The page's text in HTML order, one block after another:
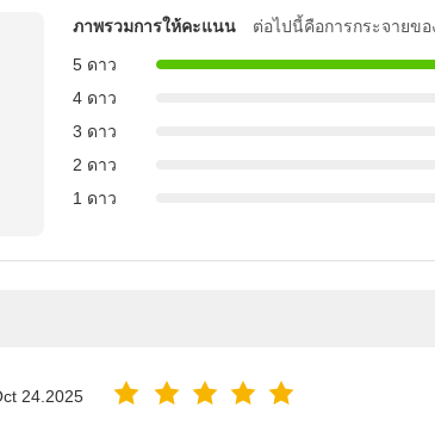
ภาพรวมการให้คะแนน
ต่อไปนี้คือการกระจายขอ
5 ดาว
4 ดาว
3 ดาว
2 ดาว
1 ดาว
24.2025